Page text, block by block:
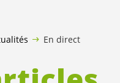
En direct